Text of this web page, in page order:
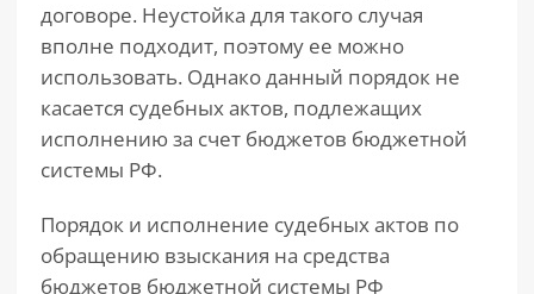
договоре. Неустойка для такого случая
вполне подходит, поэтому ее можно
использовать. Однако данный порядок не
касается судебных актов, подлежащих
исполнению за счет бюджетов бюджетной
системы РФ.
Порядок и исполнение судебных актов по
обращению взыскания на средства
бюджетов бюджетной системы РФ